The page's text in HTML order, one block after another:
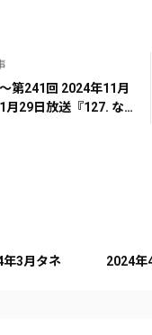
第241回 2024年11月
月29日放送『127. な
3月タネ 2024年